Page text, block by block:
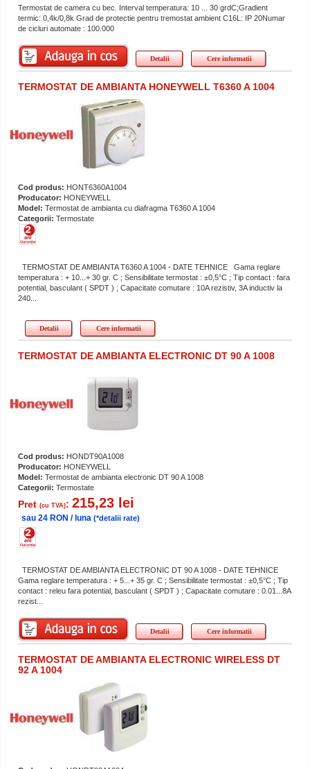
Termostat de camera cu bec. Interval temperatura: 10 ... 30 grdC;Gradient
termic: 0,4k/0,8k Grad de protectie pentru tremostat ambient C16L: IP 20Numar
de cicluri automate : 100.000
Detalii Cere informatii
TERMOSTAT DE AMBIANTA HONEYWELL T6360 A 1004
Cod produs: HONT6360A1004
Producator: HONEYWELL
Model: Termostat de ambianta cu diafragma T6360 A 1004
Categorii: Termostate
TERMOSTAT DE AMBIANTA T6360 A 1004 - DATE TEHNICE Gama reglare
temperatura : + 10...+ 30 gr. C ; Sensibilitate termostat : ±0,5°C ; Tip contact : fara
potential, basculant ( SPDT ) ; Capacitate comutare : 10A rezistiv, 3A inductiv la
240...
Detalii Cere informatii
TERMOSTAT DE AMBIANTA ELECTRONIC DT 90 A 1008
Cod produs: HONDT90A1008
Producator: HONEYWELL
Model: Termostat de ambianta electronic DT 90 A 1008
Categorii: Termostate
Pret (cu TVA): 215,23 lei
sau 24 RON / luna (*detalii rate)
TERMOSTAT DE AMBIANTA ELECTRONIC DT 90 A 1008 - DATE TEHNICE
Gama reglare temperatura : + 5...+ 35 gr. C ; Sensibilitate termostat : ±0,5°C ; Tip
contact : releu fara potential, basculant ( SPDT ) ; Capacitate comutare : 0.01...8A
rezist...
Detalii Cere informatii
TERMOSTAT DE AMBIANTA ELECTRONIC WIRELESS DT
92 A 1004